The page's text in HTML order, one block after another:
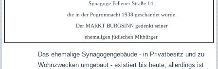
Synagoge Fellener Straße 14,
die in der Pogromnacht 1938 geschändet wurde.
Der MARKT BURGSINN gedenkt seiner
ehemaligen jüdischen Mitbürger.
Das ehemalige Synagogengebäude - in Privatbesitz und zu
Wohnzwecken umgebaut - existiert bis heute; allerdings ist